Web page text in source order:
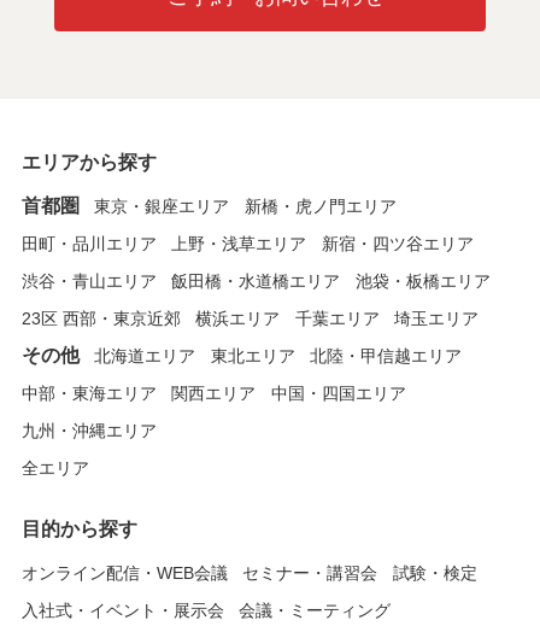
エリアから探す
首都圏 東京・銀座エリア
新橋・虎ノ門エリア
田町・品川エリア
上野・浅草エリア
新宿・四ツ谷エリア
渋谷・青山エリア
飯田橋・水道橋エリア
池袋・板橋エリア
23区 西部・東京近郊
横浜エリア 千葉エリア 埼玉エリア
その他 北海道エリア 東北エリア
北陸・甲信越エリア
中部・東海エリア
関西エリア
中国・四国エリア
九州・沖縄エリア
全エリア
目的から探す
オンライン配信・WEB会議 セミナー・講習会
試験・検定
入社式・イベント・展示会
会議・ミーティング